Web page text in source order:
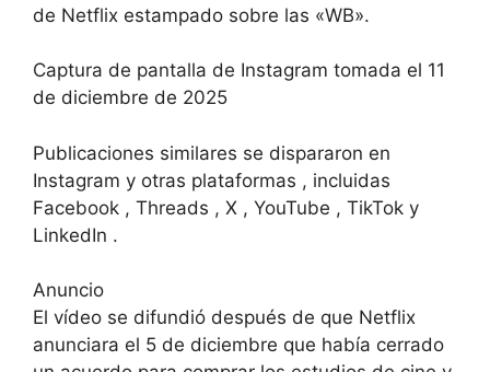
de Netflix estampado sobre las «WB».
Captura de pantalla de Instagram tomada el 11
de diciembre de 2025
Publicaciones similares se dispararon en
Instagram y otras plataformas , incluidas
Facebook , Threads , X , YouTube , TikTok y
LinkedIn .
Anuncio
El vídeo se difundió después de que Netflix
anunciara el 5 de diciembre que había cerrado